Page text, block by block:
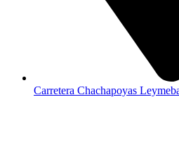
Carretera Chachapoyas